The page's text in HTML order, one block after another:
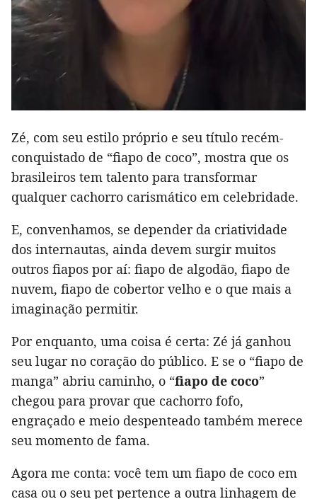
Zé, com seu estilo próprio e seu título recém-
conquistado de “fiapo de coco”, mostra que os
brasileiros tem talento para transformar
qualquer cachorro carismático em celebridade.
E, convenhamos, se depender da criatividade
dos internautas, ainda devem surgir muitos
outros fiapos por aí: fiapo de algodão, fiapo de
nuvem, fiapo de cobertor velho e o que mais a
imaginação permitir.
Por enquanto, uma coisa é certa: Zé já ganhou
seu lugar no coração do público. E se o “fiapo de
manga” abriu caminho, o “fiapo de coco”
chegou para provar que cachorro fofo,
engraçado e meio despenteado também merece
seu momento de fama.
Agora me conta: você tem um fiapo de coco em
casa ou o seu pet pertence a outra linhagem de